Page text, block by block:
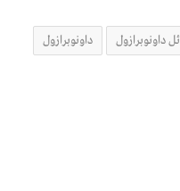
داونوبرازول داونوبرازول